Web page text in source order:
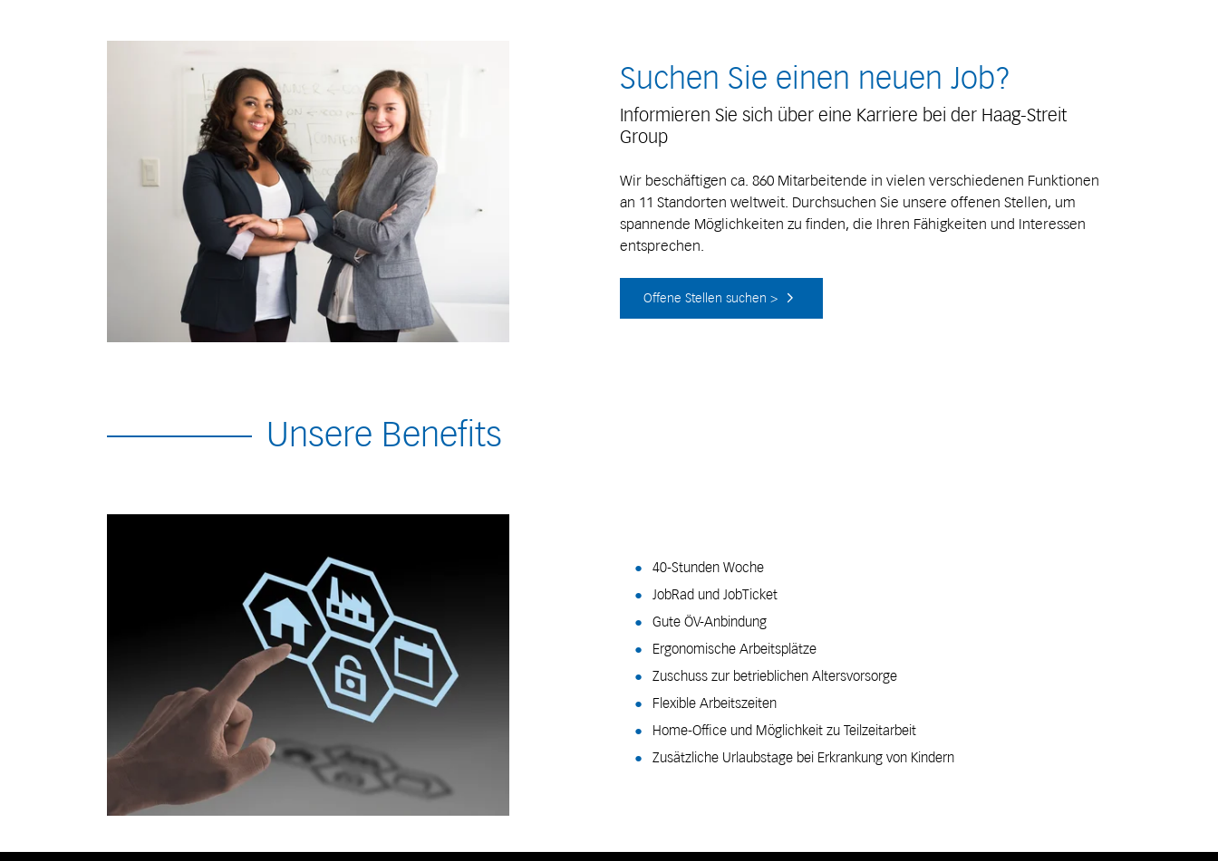
Suchen Sie einen neuen Job?
Informieren Sie sich über eine Karriere bei der Haag-Streit
Group
Wir beschäftigen ca. 860 Mitarbeitende in vielen verschiedenen Funktionen
an 11 Standorten weltweit. Durchsuchen Sie unsere offenen Stellen, um
spannende Möglichkeiten zu finden, die Ihren Fähigkeiten und Interessen
entsprechen.
Offene Stellen suchen >
Unsere Benefits
40-Stunden Woche
JobRad und JobTicket
Gute ÖV-Anbindung
Ergonomische Arbeitsplätze
Zuschuss zur betrieblichen Altersvorsorge
Flexible Arbeitszeiten
Home-Office und Möglichkeit zu Teilzeitarbeit
Zusätzliche Urlaubstage bei Erkrankung von Kindern